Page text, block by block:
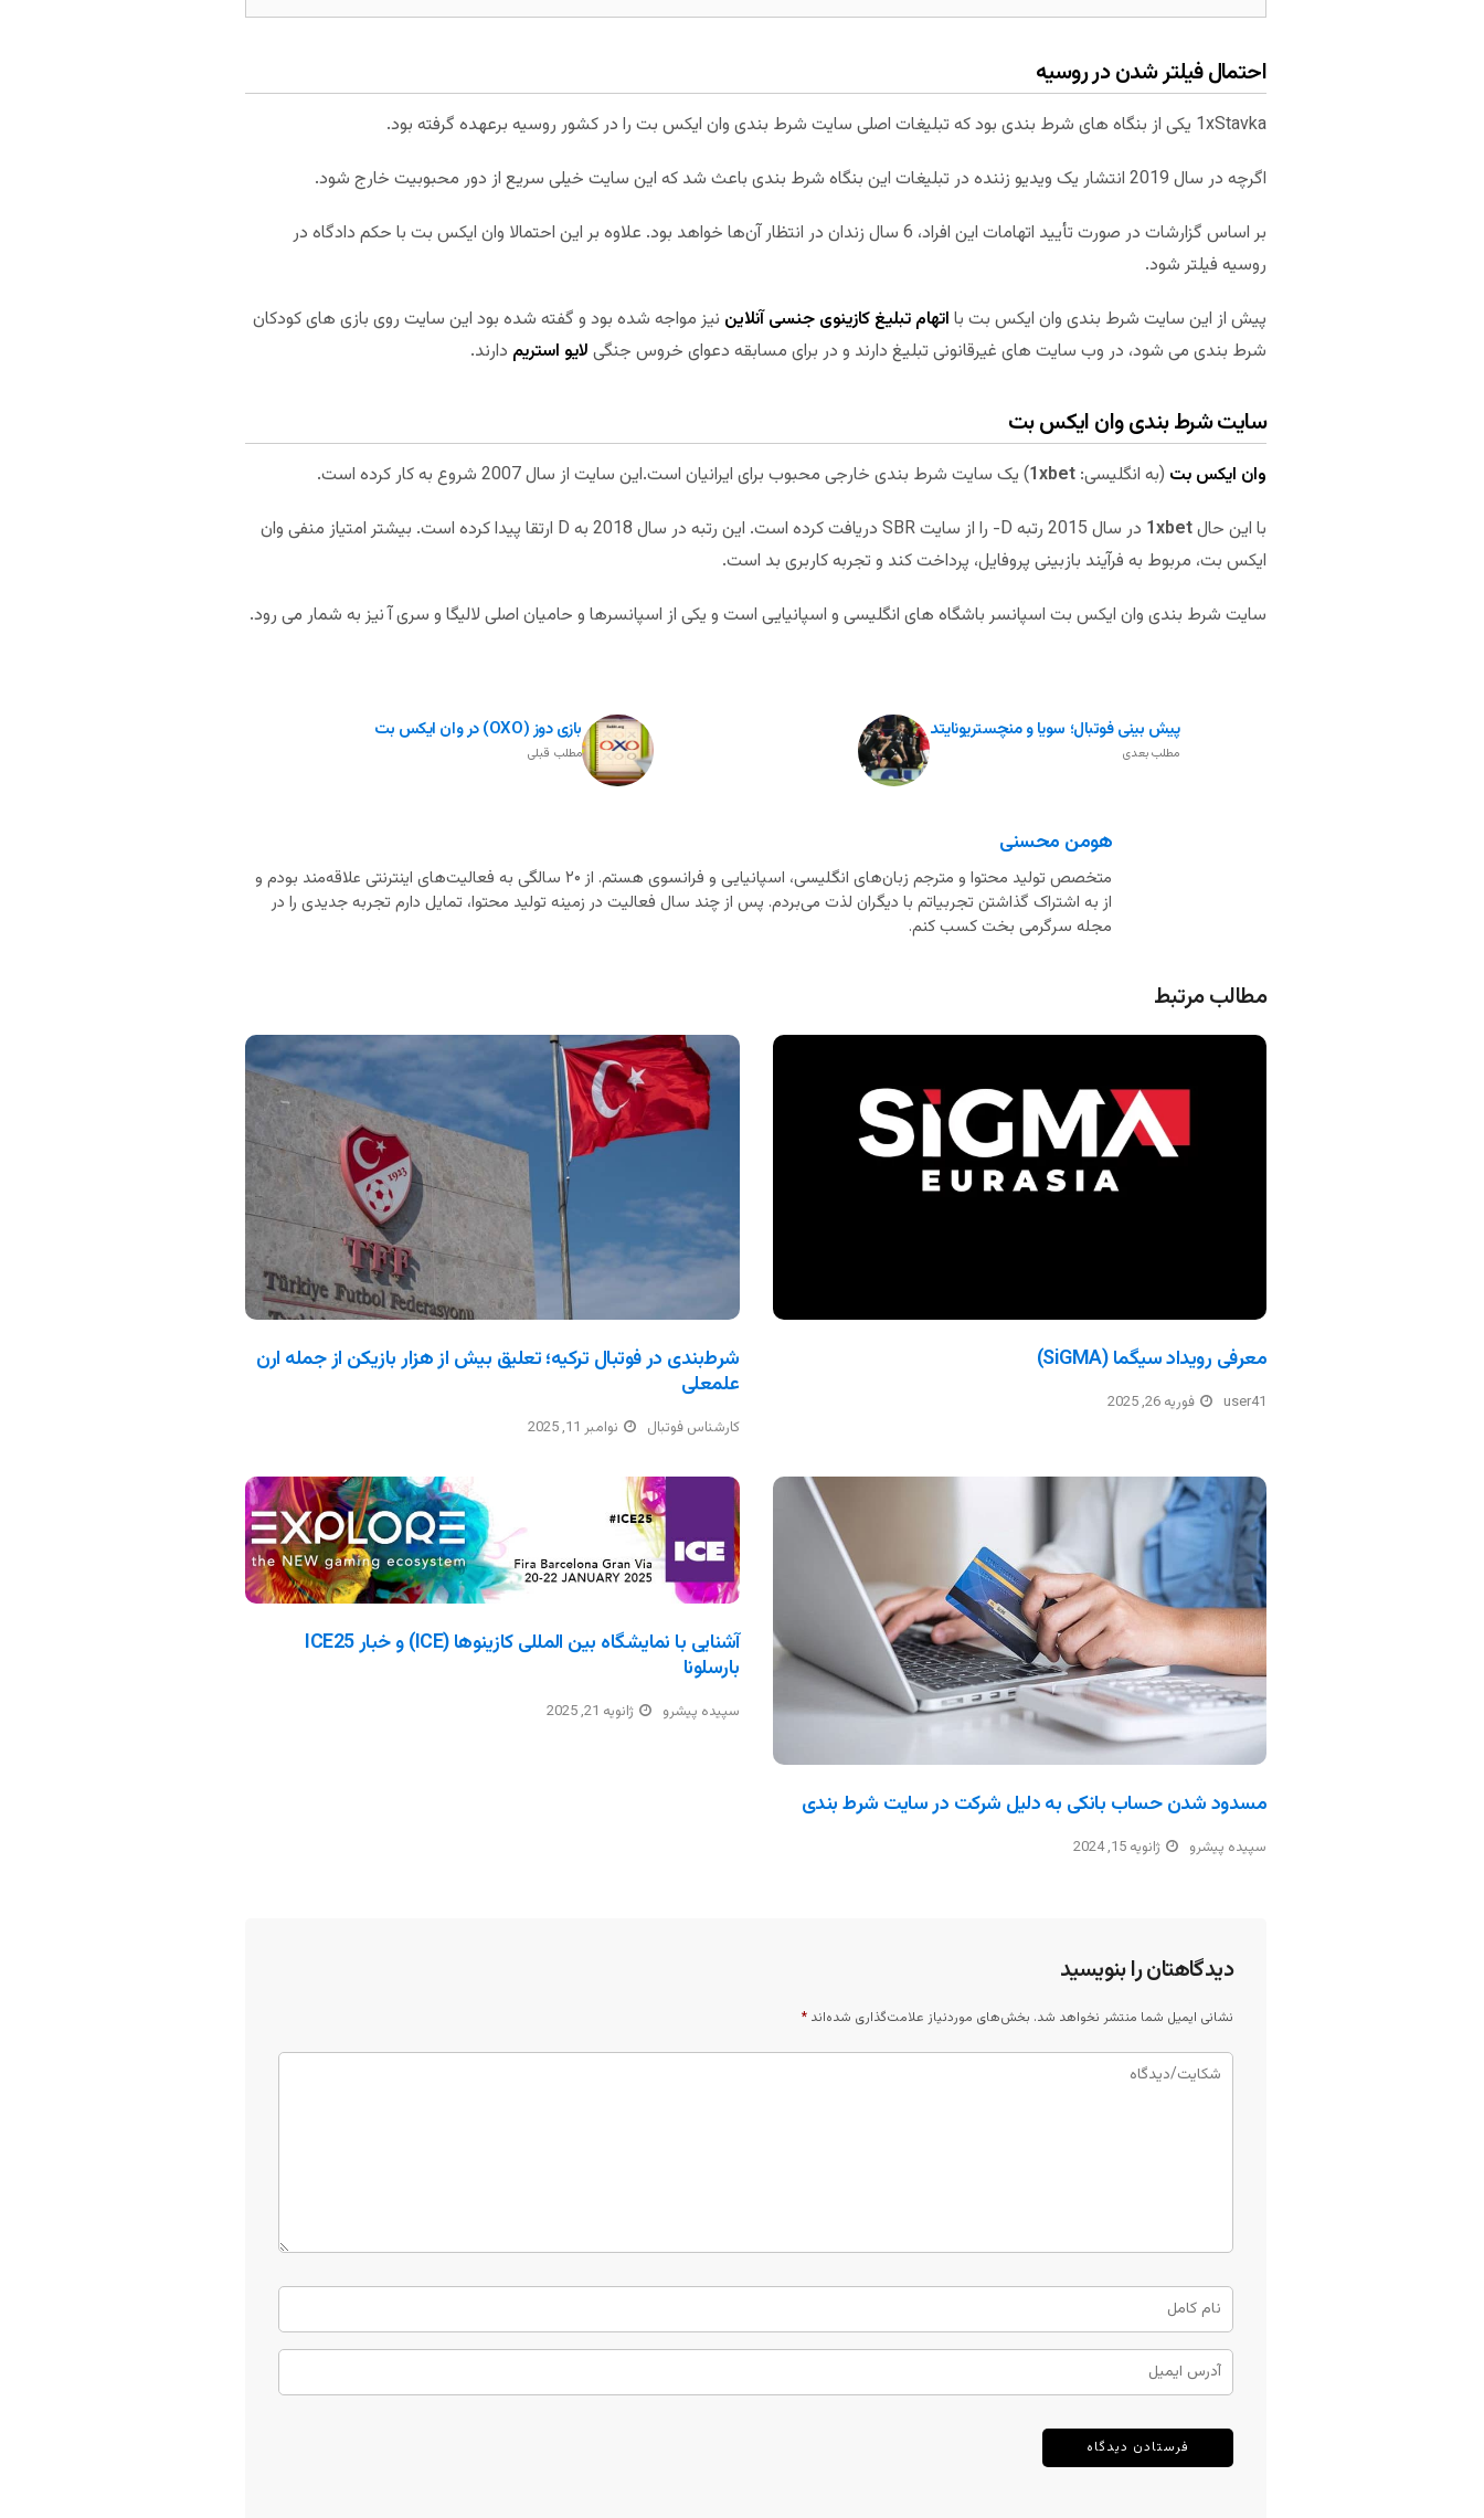
احتمال فیلتر شدن در روسیه
1xStavka یکی از بنگاه های شرط بندی بود که تبلیغات اصلی سایت شرط بندی وان ایکس بت را در کشور روسیه برعهده گرفته بود.
اگرچه در سال 2019 انتشار یک ویدیو زننده در تبلیغات این بنگاه شرط بندی باعث شد که این سایت خیلی سریع از دور محبوبیت خارج شود.
بر اساس گزارشات در صورت تأیید اتهامات این افراد، 6 سال زندان در انتظار آن‌ها خواهد بود. علاوه بر این احتمالا وان ایکس بت با حکم دادگاه در
روسیه فیلتر شود.
پیش از این سایت شرط بندی وان ایکس بت با اتهام تبلیغ کازینوی جنسی آنلاین نیز مواجه شده بود و گفته شده بود این سایت روی بازی های کودکان
شرط بندی می شود، در وب سایت های غیرقانونی تبلیغ دارند و در برای مسابقه دعوای خروس جنگی لایو استریم دارند.
سایت شرط بندی وان ایکس بت
وان ایکس بت (به انگلیسی: 1xbet) یک سایت شرط بندی خارجی محبوب برای ایرانیان است.این سایت از سال 2007 شروع به کار کرده است.
با این حال1xbet
در سال 2015 رتبه D- را از سایت SBR دریافت کرده است. این رتبه در سال 2018 به D ارتقا پیدا کرده است. بیشتر امتیاز منفی وان
ایکس بت، مربوط به فرآیند بازبینی پروفایل، پرداخت کند و تجربه کاربری بد است.
سایت شرط بندی وان ایکس بت اسپانسر باشگاه های انگلیسی و اسپانیایی است و یکی از اسپانسرها و حامیان اصلی لالیگا و سری آ نیز به شمار می رود.
بازی دوز (OXO) در وان ایکس بت
مطلب قبلی
پیش بینی فوتبال؛ سویا و منچستریونایتد
مطلب بعدی
هومن محسنی
متخصص تولید محتوا و مترجم زبان‌های انگلیسی، اسپانیایی و فرانسوی هستم. از ۲۰ سالگی به فعالیت‌های اینترنتی علاقه‌مند بودم و
از به اشتراک گذاشتن تجربیاتم با دیگران لذت می‌بردم. پس از چند سال فعالیت در زمینه تولید محتوا، تمایل دارم تجربه جدیدی را در
مجله سرگرمی بخت کسب کنم.
مطالب مرتبط
شرط‌بندی در فوتبال ترکیه؛ تعلیق بیش از هزار بازیکن از جمله ارن
علمعلی
کارشناس فوتبال نوامبر 11, 2025
معرفی رویداد سیگما (SiGMA)
user41 فوریه 26, 2025
آشنایی با نمایشگاه بین المللی کازینوها (ICE) و خبار ICE25
بارسلونا
سپیده پیشرو ژانویه 21, 2025
مسدود شدن حساب بانکی به دلیل شرکت در سایت شرط بندی
سپیده پیشرو ژانویه 15, 2024
دیدگاهتان را بنویسید
نشانی ایمیل شما منتشر نخواهد شد. بخش‌های موردنیاز علامت‌گذاری شده‌اند *